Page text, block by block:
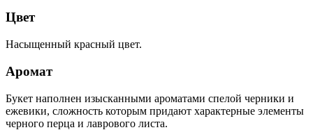
Цвет
Насыщенный красный цвет.
Аромат
Букет наполнен изысканными ароматами спелой черники и
ежевики, сложность которым придают характерные элементы
черного перца и лаврового листа.